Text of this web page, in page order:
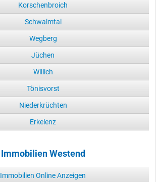
Korschenbroich
Schwalmtal
Wegberg
Jüchen
Willich
Tönisvorst
Niederkrüchten
Erkelenz
Immobilien Westend
Immobilien Online Anzeigen